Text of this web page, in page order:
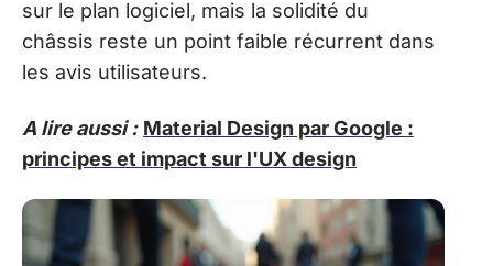
sur le plan logiciel, mais la solidité du
châssis reste un point faible récurrent dans
les avis utilisateurs.
A lire aussi : Material Design par Google :
principes et impact sur l'UX design